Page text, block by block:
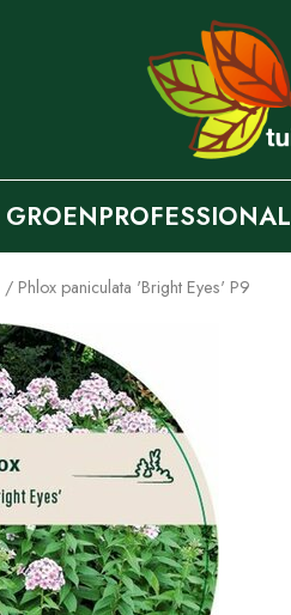
Phlox paniculata 'Bright Eyes' P9
GROENPROFESSIONAL